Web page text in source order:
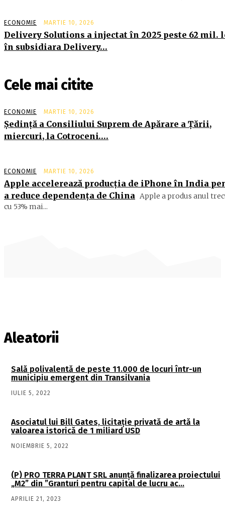
ECONOMIE MARTIE 10, 2026
Delivery Solutions a injectat în 2025 peste 62 mil.
în subsidiara Delivery…
Cele mai citite
ECONOMIE MARTIE 10, 2026
Şedinţă a Consiliului Suprem de Apărare a Ţării,
miercuri, la Cotroceni….
ECONOMIE MARTIE 10, 2026
Apple accelerează producția de iPhone în India
a reduce dependența de China Apple a produs anul
cu 53% mai...
Aleatorii
Sală polivalentă de peste 11.000 de locuri într-un
municipiu emergent din Transilvania
IULIE 5, 2022
Asociatul lui Bill Gates, licitație privată de artă la
valoarea istorică de 1 miliard USD
NOIEMBRIE 5, 2022
(P) PRO TERRA PLANT SRL anunță finalizarea proiectului
„M2” din ”Granturi pentru capital de lucru ac…
APRILIE 21, 2023